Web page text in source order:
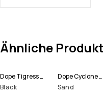
Ähnliche
Dope Tigress W Snowboardhose Damen
Black
Dope Cyclone W Snowboardjacke Damen
Sand